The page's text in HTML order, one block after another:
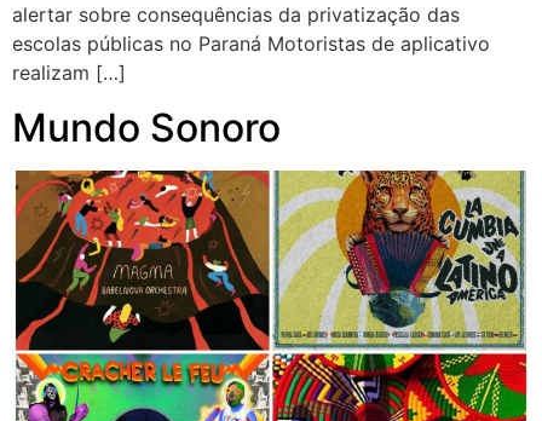
alertar sobre consequências da privatização das
escolas públicas no Paraná Motoristas de aplicativo
realizam […]
Mundo Sonoro